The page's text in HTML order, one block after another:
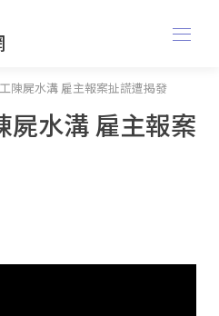
陳屍水溝 雇主報案扯謊遭揭發
屍水溝 雇主報案